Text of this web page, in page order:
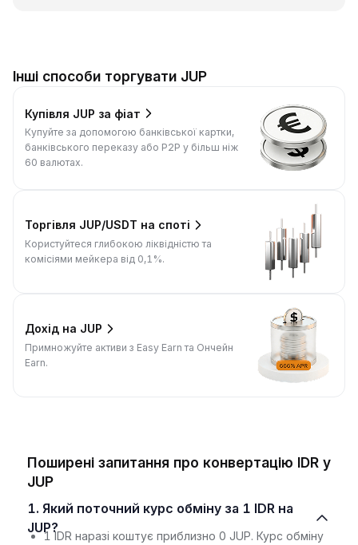
Інші способи торгувати JUP
Купівля JUP за фіат
Купуйте за допомогою банківської картки,
банківського переказу або P2P у більш ніж
60 валютах.
Торгівля JUP/USDT на споті
Користуйтеся глибокою ліквідністю та
комісіями мейкера від 0,1%.
Дохід на JUP
Примножуйте активи з Easy Earn та Ончейн
Earn.
Поширені запитання про конвертацію IDR у
JUP
1. Який поточний курс обміну за 1 IDR на
JUP?
1 IDR наразі коштує приблизно 0 JUP. Курс обміну